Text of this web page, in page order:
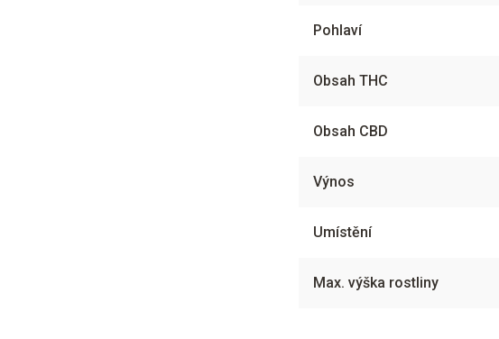
Pohlaví
Obsah THC
Obsah CBD
Výnos
Umístění
Max. výška rostliny